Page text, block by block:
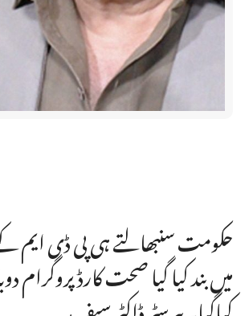
حکومت سنبھالتے ہی پی ڈی ایم
میں بند کیا گیا صحت کارڈ پروگرام